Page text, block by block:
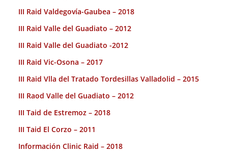
III Raid Valdegovía-Gaubea – 2018
III Raid Valle del Guadiato – 2012
III Raid Valle del Guadiato -2012
III Raid Vic-Osona – 2017
III Raid Vlla del Tratado Tordesillas Valladolid – 2015
III Raod Valle del Guadiato – 2012
III Taid de Estremoz – 2018
III Taid El Corzo – 2011
Información Clinic Raid – 2018